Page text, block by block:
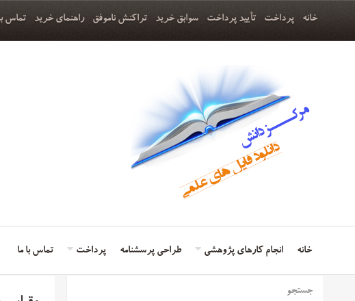
خانه پرداخت تأیید پرداخت سوابق خرید تراکنش ناموفق راهنمای خرید تماس
خانه انجام کارهای پژوهشی طراحی پرسشنامه پرداخت تماس با ما
جستجو